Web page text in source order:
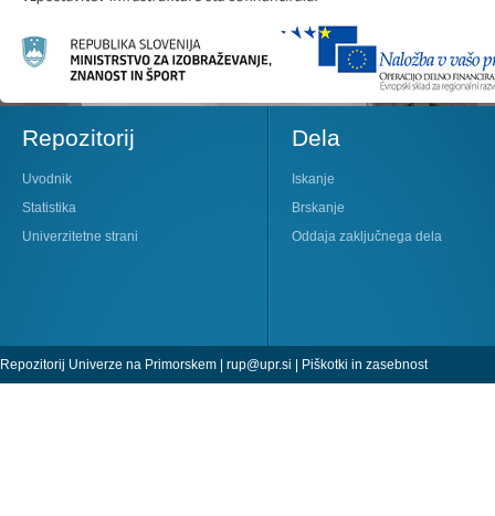
Repozitorij
Uvodnik
Statistika
Univerzitetne strani
Dela
Iskanje
Brskanje
Oddaja zaključnega dela
Repozitorij Univerze na Primorskem | rup@upr.si | Piškotki in zasebnost